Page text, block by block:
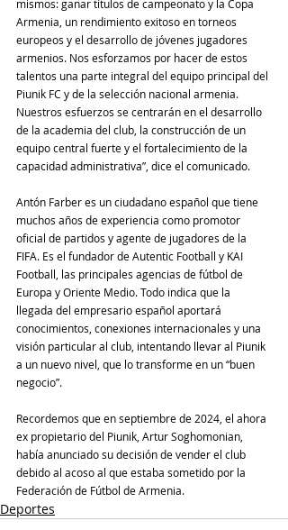
mismos: ganar títulos de campeonato y la Copa
Armenia, un rendimiento exitoso en torneos
europeos y el desarrollo de jóvenes jugadores
armenios. Nos esforzamos por hacer de estos
talentos una parte integral del equipo principal del
Piunik FC y de la selección nacional armenia.
Nuestros esfuerzos se centrarán en el desarrollo
de la academia del club, la construcción de un
equipo central fuerte y el fortalecimiento de la
capacidad administrativa”, dice el comunicado.
Antón Farber es un ciudadano español que tiene
muchos años de experiencia como promotor
oficial de partidos y agente de jugadores de la
FIFA. Es el fundador de Autentic Football y KAI
Football, las principales agencias de fútbol de
Europa y Oriente Medio. Todo indica que la
llegada del empresario español aportará
conocimientos, conexiones internacionales y una
visión particular al club, intentando llevar al Piunik
a un nuevo nivel, que lo transforme en un “buen
negocio”.
Recordemos que en septiembre de 2024, el ahora
ex propietario del Piunik, Artur Soghomonian,
había anunciado su decisión de vender el club
debido al acoso al que estaba sometido por la
Federación de Fútbol de Armenia.
Deportes